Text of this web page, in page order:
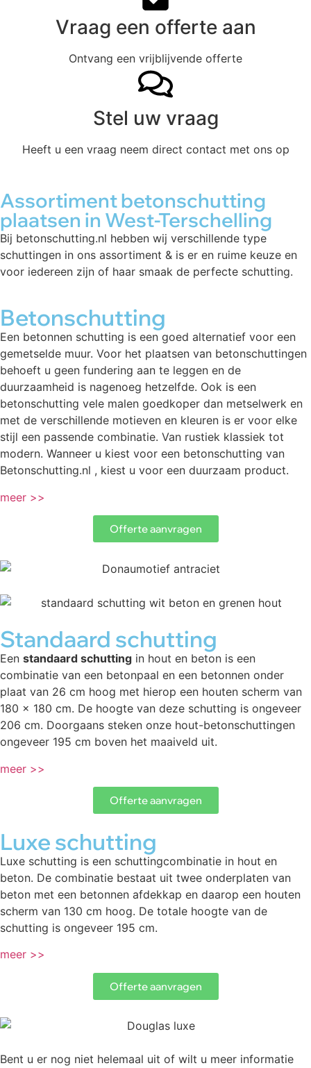
Vraag een offerte aan
Ontvang een vrijblijvende offerte
Stel uw vraag
Heeft u een vraag neem direct contact met ons op
Assortiment betonschutting
plaatsen in West-Terschelling
Bij betonschutting.nl hebben wij verschillende type
schuttingen in ons assortiment & is er en ruime keuze en
voor iedereen zijn of haar smaak de perfecte schutting.
Betonschutting
Een betonnen schutting is een goed alternatief voor een
gemetselde muur. Voor het plaatsen van betonschuttingen
behoeft u geen fundering aan te leggen en de
duurzaamheid is nagenoeg hetzelfde. Ook is een
betonschutting vele malen goedkoper dan metselwerk en
met de verschillende motieven en kleuren is er voor elke
stijl een passende combinatie. Van rustiek klassiek tot
modern. Wanneer u kiest voor een betonschutting van
Betonschutting.nl , kiest u voor een duurzaam product.
meer >>
Offerte aanvragen
Standaard schutting
Een standaard schutting in hout en beton is een
combinatie van een betonpaal en een betonnen onder
plaat van 26 cm hoog met hierop een houten scherm van
180 x 180 cm. De hoogte van deze schutting is ongeveer
206 cm. Doorgaans steken onze hout-betonschuttingen
ongeveer 195 cm boven het maaiveld uit.
meer >>
Offerte aanvragen
Luxe schutting
Luxe schutting is een schuttingcombinatie in hout en
beton. De combinatie bestaat uit twee onderplaten van
beton met een betonnen afdekkap en daarop een houten
scherm van 130 cm hoog. De totale hoogte van de
schutting is ongeveer 195 cm.
meer >>
Offerte aanvragen
Bent u er nog niet helemaal uit of wilt u meer informatie